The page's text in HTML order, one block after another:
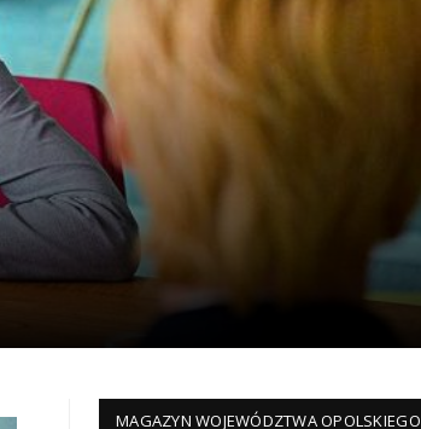
MAGAZYN WOJEWÓDZTWA OPOLSKIEGO